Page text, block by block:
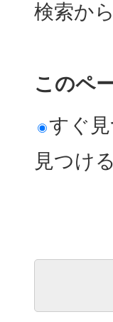
検索から
このペ
すぐ
見つけ